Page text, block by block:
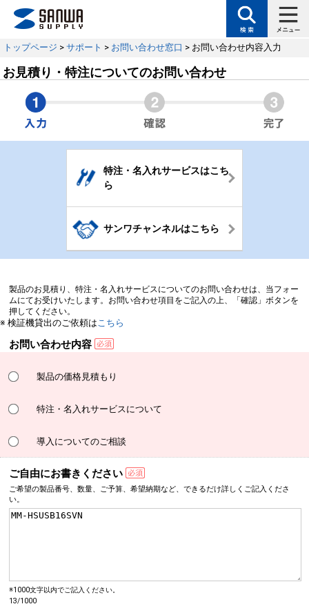
トップページ > サポート > お問い合わせ窓口 > お問い合わせ内容入力
お見積り・特注についてのお問い合わせ
特注・名入れサービスはこち
ら
サンワチャンネルはこちら
製品のお見積り、特注・名入れサービスについてのお問い合わせは、当フォー
ムにてお受けいたします。お問い合わせ項目をご記入の上、「確認」ボタンを
押してください。
※ 検証機貸出のご依頼は こちら
お問い合わせ内容
製品の価格見積もり
特注・名入れサービスについて
導入についてのご相談
ご自由にお書きください
ご希望の製品番号、数量、 ご予算、希望納期など、できるだけ詳しく ご記入くださ
い。
※1000文字以内でご記入ください。
13/1000